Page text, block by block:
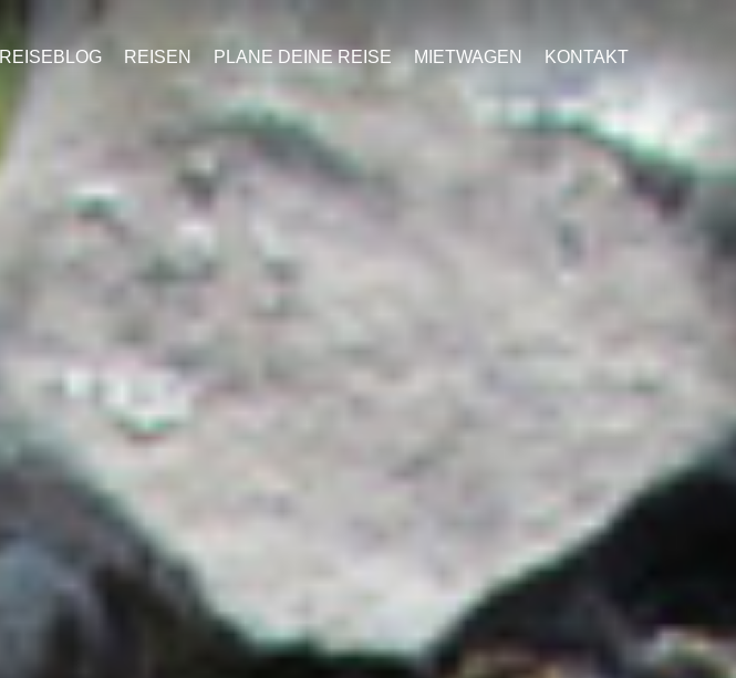
REISEBLOG REISEN PLANE DEINE REISE MIETWAGEN KONTAKT